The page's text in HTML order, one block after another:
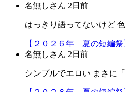
名無しさん 2日前
はっきり語ってないけど
【２０２６年 夏の短編
名無しさん 2日前
シンプルでエロい まさに